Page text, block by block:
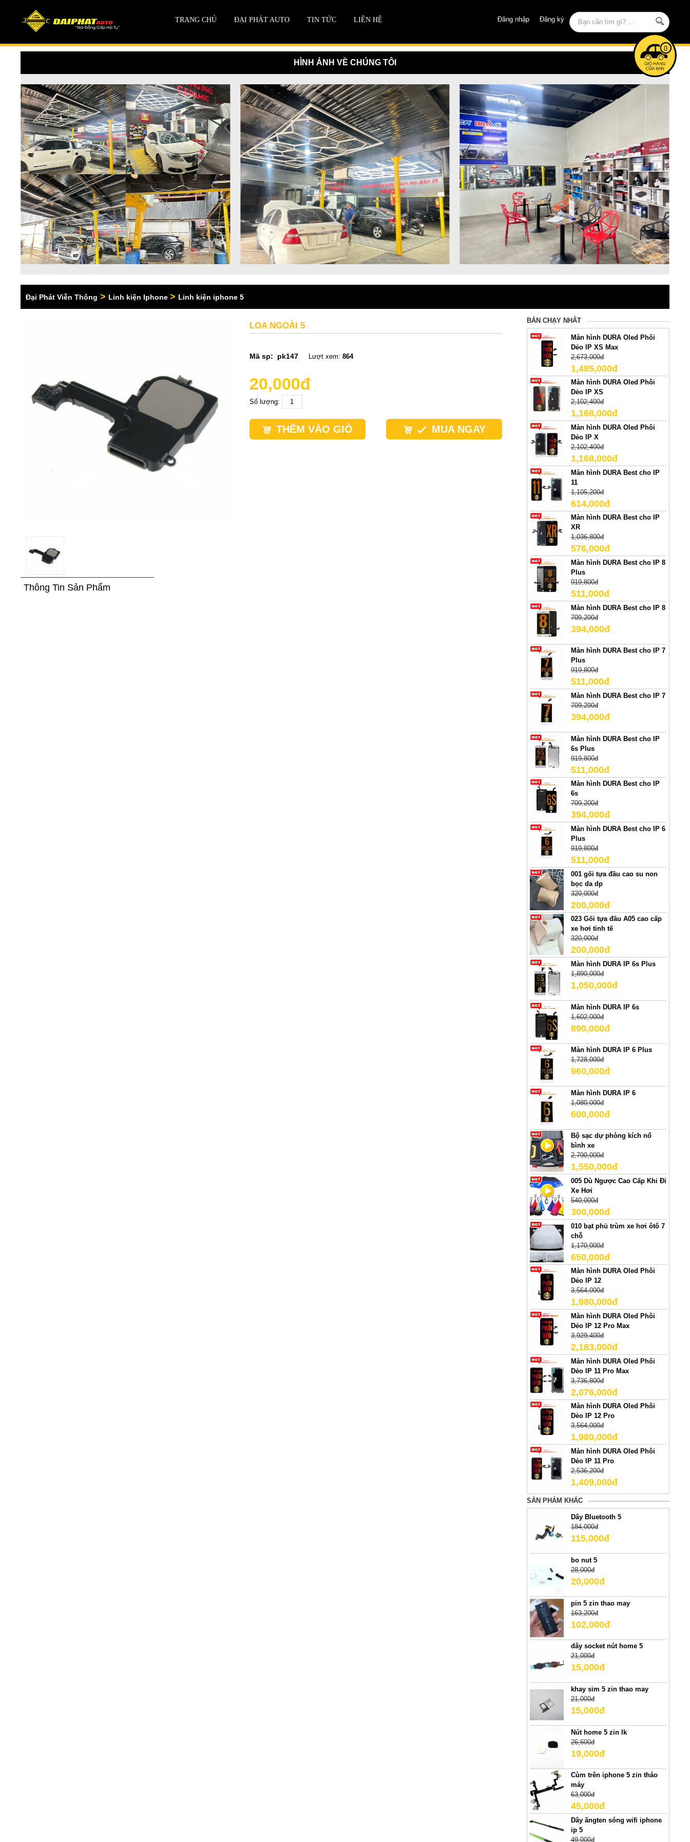
Đăng nhập Đăng ký
TRANG CHỦ ĐẠI PHÁT AUTO TIN TỨC LIÊN HỆ
0
HÌNH ẢNH VỀ CHÚNG TÔI
Đại Phát Viễn Thông > Linh kiện Iphone> Linh kiện iphone 5
LOA NGOÀI 5
Mã sp: pk147 Lượt xem: 864
20,000đ
Số lượng:
THÊM VÀO GIỎ MUA NGAY
Thông Tin Sản Phẩm
BÁN CHẠY NHẤT
Màn hình DURA Oled Phôi
Dẻo IP XS Max
2,673,000đ
1,485,000đ
Màn hình DURA Oled Phôi
Dẻo IP XS
2,102,400đ
1,168,000đ
Màn hình DURA Oled Phôi
Dẻo IP X
2,102,400đ
1,168,000đ
Màn hình DURA Best cho IP
11
1,105,200đ
614,000đ
Màn hình DURA Best cho IP
XR
1,036,800đ
576,000đ
Màn hình DURA Best cho IP 8
Plus
919,800đ
511,000đ
Màn hình DURA Best cho IP 8
709,200đ
394,000đ
Màn hình DURA Best cho IP 7
Plus
919,800đ
511,000đ
Màn hình DURA Best cho IP 7
709,200đ
394,000đ
Màn hình DURA Best cho IP
6s Plus
919,800đ
511,000đ
Màn hình DURA Best cho IP
6s
709,200đ
394,000đ
Màn hình DURA Best cho IP 6
Plus
919,800đ
511,000đ
001 gối tựa đầu cao su non
bọc da dp
320,000đ
200,000đ
023 Gối tựa đầu A05 cao cấp
xe hơi tinh tế
320,000đ
200,000đ
Màn hình DURA IP 6s Plus
1,890,000đ
1,050,000đ
Màn hình DURA IP 6s
1,602,000đ
890,000đ
Màn hình DURA IP 6 Plus
1,728,000đ
960,000đ
Màn hình DURA IP 6
1,080,000đ
600,000đ
Bộ sạc dự phòng kích nổ
bình xe
2,790,000đ
1,550,000đ
005 Dù Ngược Cao Cấp Khi Đi
Xe Hơi
540,000đ
300,000đ
010 bạt phủ trùm xe hơi ôtô 7
chỗ
1,170,000đ
650,000đ
Màn hình DURA Oled Phôi
Dẻo IP 12
3,564,000đ
1,980,000đ
Màn hình DURA Oled Phôi
Dẻo IP 12 Pro Max
3,929,400đ
2,183,000đ
Màn hình DURA Oled Phôi
Dẻo IP 11 Pro Max
3,736,800đ
2,076,000đ
Màn hình DURA Oled Phôi
Dẻo IP 12 Pro
3,564,000đ
1,980,000đ
Màn hình DURA Oled Phôi
Dẻo IP 11 Pro
2,536,200đ
1,409,000đ
SẢN PHẢM KHÁC
Dây Bluetooth 5
184,000đ
115,000đ
bo nut 5
28,000đ
20,000đ
pin 5 zin thao may
163,200đ
102,000đ
dây socket nút home 5
21,000đ
15,000đ
khay sim 5 zin thao may
21,000đ
15,000đ
Nút home 5 zin lk
26,600đ
19,000đ
Cùm trên iphone 5 zin tháo
máy
63,000đ
45,000đ
Dây ăngten sóng wifi iphone
ip 5
49,000đ